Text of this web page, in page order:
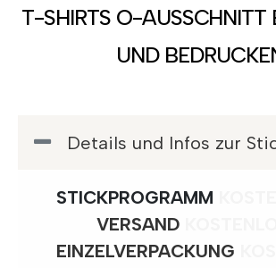
T-SHIRTS O-AUSSCHNITT
UND
Details und Infos zur
STICKPROGRAMM
VERSAND
EINZELVERPACKUNG